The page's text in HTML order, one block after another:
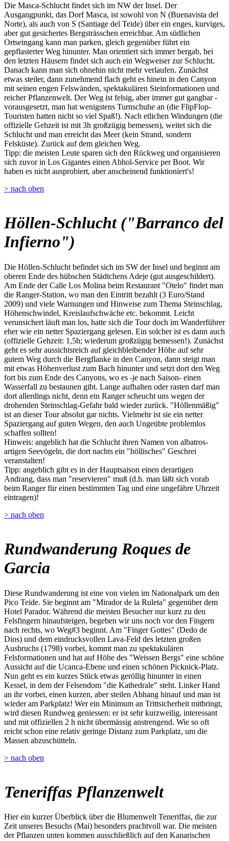
Die Masca-Schlucht findet sich im NW der Insel. Der
Ausgangpunkt, das Dorf Masca, ist sowohl von N (Buenavista del
Norte), als auch von S (Santiage del Teide) über ein enges, kurviges,
aber gut gesichertes Bergsträsschen erreichbar. Am südlichen
Ortseingang kann man parken, gleich gegenüber führt ein
gepflasterter Weg hinunter. Man orientiert sich immer bergab, bei
den letzten Häusern findet sich auch ein Wegweiser zur Schlucht.
Danach kann man sich ohnehin nicht mehr verlaufen. Zunächst
etwas steiler, dann zunehmend flach geht es hinein in den Canyon
mit seinen engen Felswänden, spektakulären Steinformationen und
reicher Pflanzenwelt. Der Weg ist felsig, aber immer gut gangbar -
vorausgesetzt, man hat wenigstens Turnschuhe an (die FlipFlop-
Touristen hatten nicht so viel Spaß!). Nach etlichen Windungen (die
offizielle Gehzeit ist mit 3h großzügig bemessen), weitet sich die
Schlucht und man erreicht das Meer (kein Strand, sondern
Felsküste). Zurück auf dem gleichen Weg.
Tipp: die meisten Leute sparen sich den Rückweg und organisieren
sich zuvor in Los Gigantes einen Abhol-Service per Boot. Wir
haben es nicht ausprobiert, aber anscheinend funktioniert's!
> nach oben
Höllen-Schlucht ("Barranco del
Infierno")
Die Höllen-Schlucht befindet sich im SW der Insel und beginnt am
oberen Ende des hübschen Städtchens Adeje (gut ausgeschildert).
Am Ende der Calle Los Molina beim Restaurant "Otelo" findet man
die Ranger-Station, wo man den Eintritt bezahlt (3 Euro/Stand
2009) und viele Warnungen und Hinweise zum Thema Steinschlag,
Höhenschwindel, Kreislaufschwäche etc. bekommt. Leicht
verunsichert läuft man los, hatte sich die Tour doch im Wanderführer
eher wie ein netter Spaziergang gelesen. Ein solcher ist es dann auch
(offizielle Gehzeit: 1,5h; wiederum großzügig bemessen!). Zunächst
geht es sehr aussichtsreich auf gleichbleibender Höhe auf sehr
gutem Weg durch die Bergflanke in den Canyon, dann steigt man
mit etwas Höhenverlust zum Bach hinunter und setzt dort den Weg
fort bis zum Ende des Canyons, wo es -je nach Saison- einen
Wasserfall zu bestaunen gibt. Lange aufhalten oder rasten darf man
dort allerdings nicht, denn ein Ranger scheucht uns wegen der
drohenden Steinschlag-Gefahr bald wieder zurück. "Höllenmäßig"
ist an dieser Tour absolut gar nichts. Vielmehr ist sie ein netter
Spaziergang auf guten Wegen, den auch Ungeübte problemlos
schaffen sollten!
Hinweis: angeblich hat die Schlucht ihren Namen von albatros-
artigen Seevögeln, die dort nachts ein "höllisches" Geschrei
veranstalten!
Tipp: angeblich gibt es in der Hauptsaison einen derartigen
Andrang, dass man "reservieren" muß (d.h. man läßt sich vorab
beim Ranger für einen bestimmten Tag und eine ungefähre Uhrzeit
eintragen)!
> nach oben
Rundwanderung Roques de
Garcia
Diese Rundwanderung ist eine von vielen im Nationalpark um den
Pico Teide. Sie beginnt am "Mirador de la Ruleta" gegenüber dem
Hotel Parador. Während die meisten Besucher nur kurz zu den
Felsfingern hinaufsteigen, begeben wir uns noch vor den Fingern
nach rechts, wo Weg#3 beginnt. Am "Finger Gottes" (Dedo de
Dios) und dem eindrucksvollen Lava-Feld des letzten großen
Ausbruchs (1798) vorbei, kommt man zu spektakulären
Felsformationen und hat auf Höhe des "Weissen Bergs" eine schöne
Aussicht auf die Ucanca-Ebene und einen schönen Picknick-Platz.
Nun geht es ein kurzes Stück etwas geröllig hinunter in einen
Kessel, in dem der Felsendom "die Kathedrale" steht. Linker Hand
an ihr vorbei, einen kurzen, aber steilen Abhang hinauf und man ist
wieder am Parkplatz! Wer ein Minimum an Trittsicherheit mitbringt,
wird diesen Rundweg geniessen: er ist sehr kurzweilig, interessant
und mit offiziellen 2 h nicht übermässig anstrengend. Wie so oft
reicht schon eine relativ geringe Distanz zum Parkplatz, um die
Massen abzuschütteln.
> nach oben
Teneriffas Pflanzenwelt
Hier ein kurzer Überblick über die Blumenwelt Teneriffas, die zur
Zeit unseres Besuchs (Mai) besonders prachtvoll war. Die meisten
der Pflanzen unten kommen ausschließlich auf den Kanarischen